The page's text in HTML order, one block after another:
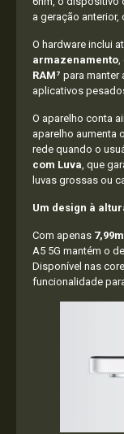
a geração
O hardware inclui
armazenamento,
RAM⁷ para manter
aplicativos
O aparelho conta
aparelho aumenta
rede quando o
com Luva, que
luvas grossas ou
Um design à
Com apenas
A5 5G mantém o
Disponível nas
funcionalidade